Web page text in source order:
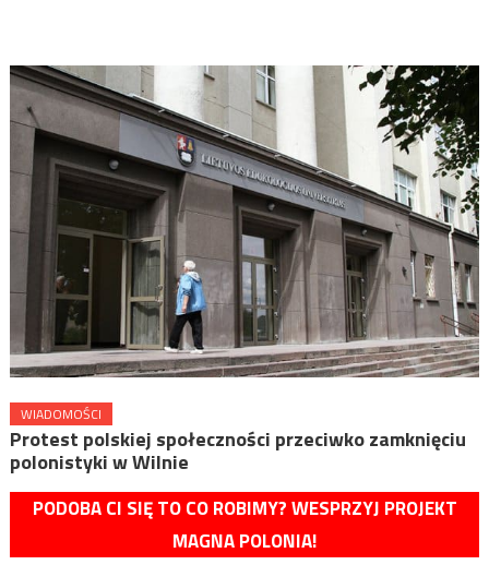
WIADOMOŚCI
Protest polskiej społeczności przeciwko zamknięciu
polonistyki w Wilnie
PODOBA CI SIĘ TO CO ROBIMY? WESPRZYJ PROJEKT
MAGNA POLONIA!